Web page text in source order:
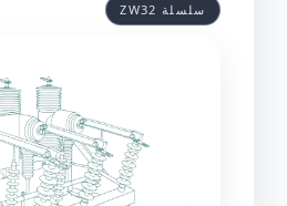
سلسلة ZW32